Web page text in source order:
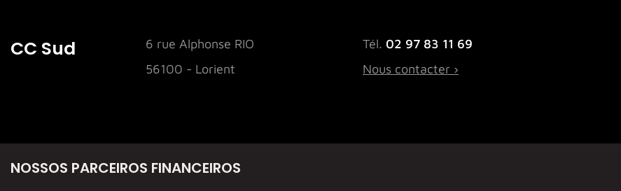
CC Sud
6 rue Alphonse RIO
56100 - Lorient
Tél. 02 97 83 11 69
Nous contacter ›
NOSSOS PARCEIROS FINANCEIROS